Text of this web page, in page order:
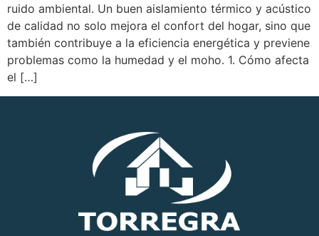
ruido ambiental. Un buen aislamiento térmico y acústico
de calidad no solo mejora el confort del hogar, sino que
también contribuye a la eficiencia energética y previene
problemas como la humedad y el moho. 1. Cómo afecta
el […]